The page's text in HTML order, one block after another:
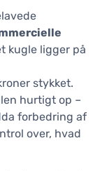
kugle ligger på
stykket.
hurtigt op –
forbedring af
over, hvad